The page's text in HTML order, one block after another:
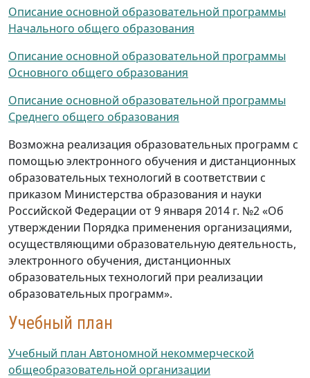
Описание основной образовательной программы
Начального общего образования
Описание основной образовательной программы
Основного общего образования
Описание основной образовательной программы
Среднего общего образования
Возможна реализация образовательных программ с
помощью электронного обучения и дистанционных
образовательных технологий в соответствии с
приказом Министерства образования и науки
Российской Федерации от 9 января 2014 г. №2 «Об
утверждении Порядка применения организациями,
осуществляющими образовательную деятельность,
электронного обучения, дистанционных
образовательных технологий при реализации
образовательных программ».
Учебный план
Учебный план Автономной некоммерческой
общеобразовательной организации